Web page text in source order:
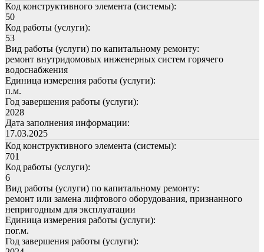
Код конструктивного элемента (системы):
50
Код работы (услуги):
53
Вид работы (услуги) по капитальному ремонту:
ремонт внутридомовых инженерных систем горячего
водоснабжения
Единица измерения работы (услуги):
п.м.
Год завершения работы (услуги):
2028
Дата заполнения информации:
17.03.2025
Код конструктивного элемента (системы):
701
Код работы (услуги):
6
Вид работы (услуги) по капитальному ремонту:
ремонт или замена лифтового оборудования, признанного
непригодным для эксплуатации
Единица измерения работы (услуги):
пог.м.
Год завершения работы (услуги):